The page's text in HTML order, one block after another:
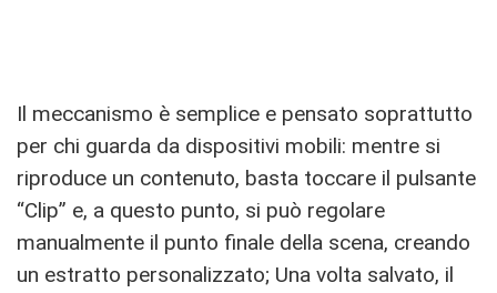
Il meccanismo è semplice e pensato soprattutto
per chi guarda da dispositivi mobili: mentre si
riproduce un contenuto, basta toccare il pulsante
“Clip” e, a questo punto, si può regolare
manualmente il punto finale della scena, creando
un estratto personalizzato; Una volta salvato, il